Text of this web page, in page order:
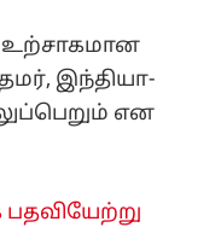
உற்சாகமான
இந்தியா-
என
பதவியேற்று